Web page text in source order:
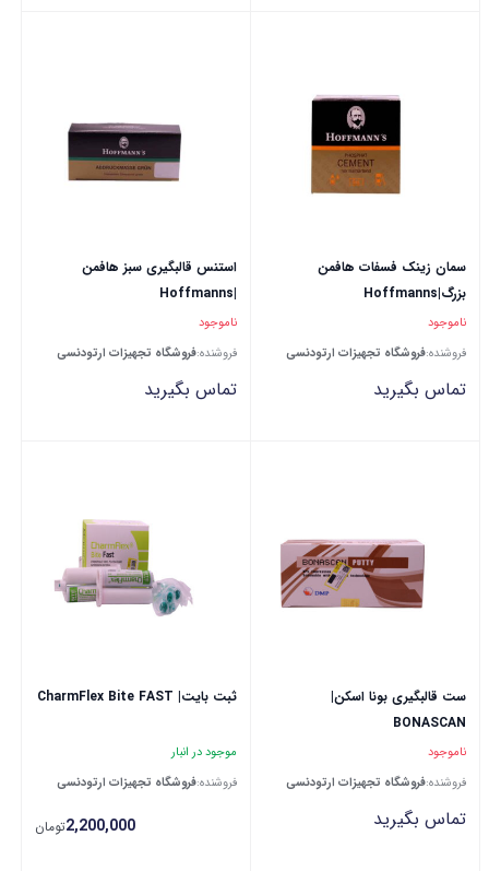
سمان زینک فسفات هافمن
بزرگ|Hoffmanns
ناموجود
فروشنده:فروشگاه تجهیزات ارتودنسی
تماس بگیرید
استنس قالبگیری سبز هافمن
|Hoffmanns
ناموجود
فروشنده:فروشگاه تجهیزات ارتودنسی
تماس بگیرید
ست قالبگیری بونا اسکن|
BONASCAN
ناموجود
فروشنده:فروشگاه تجهیزات ارتودنسی
تماس بگیرید
ثبت بایت| CharmFlex Bite FAST
موجود در انبار
فروشنده:فروشگاه تجهیزات ارتودنسی
2,200,000تومان